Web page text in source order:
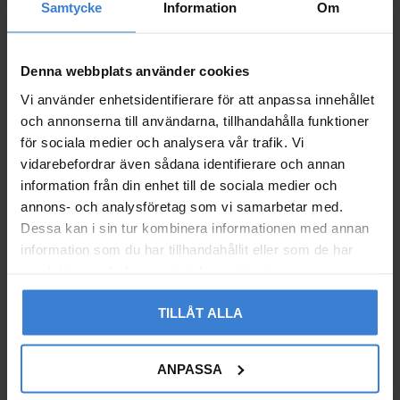
Samtycke Information Om
Denna webbplats använder cookies
Vi använder enhetsidentifierare för att anpassa innehållet
och annonserna till användarna, tillhandahålla funktioner
för sociala medier och analysera vår trafik. Vi
vidarebefordrar även sådana identifierare och annan
information från din enhet till de sociala medier och
annons- och analysföretag som vi samarbetar med.
Dessa kan i sin tur kombinera informationen med annan
information som du har tillhandahållit eller som de har
TILLÅT ALLA
ANPASSA
LK Miniback V2 19kN K
SP3 Pressprofil M 22m
m
1765185
3 751KR
Lägg till i favoriter
LK Miniback V2 19kN K
SP3 Pressprofil M 28m
m
1765184
3 751KR
Lägg